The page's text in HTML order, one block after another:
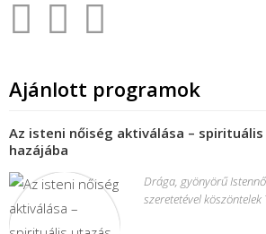
Ajánlott programok
Az isteni nőiség aktiválása –
hazájába
Drága, gyönyörű
szeretetével köszöntelek